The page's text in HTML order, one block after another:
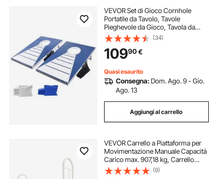
VEVOR Set di Gioco Cornhole
Portatile da Tavolo, Tavole
Pieghevole da Gioco, Tavola da
Lancio Portatile in Alluminio, Gioco
Cornhole per Adulti, 8 Sacchetti di
Fagioli, 915 x 610 x 255 mm
(34)
10990€
Quasi esaurito
Consegna: Dom. Ago. 9 - Gio.
Ago. 13
Aggiungi al carrello
VEVOR Carrello a Piattaforma per
Movimentazione Manuale Capacità
Carico max. 907,18 kg, Carrello
Multiuso in Acciaio Industriale con 6
Ruote Maniglia Doppia Staccabile
(9)